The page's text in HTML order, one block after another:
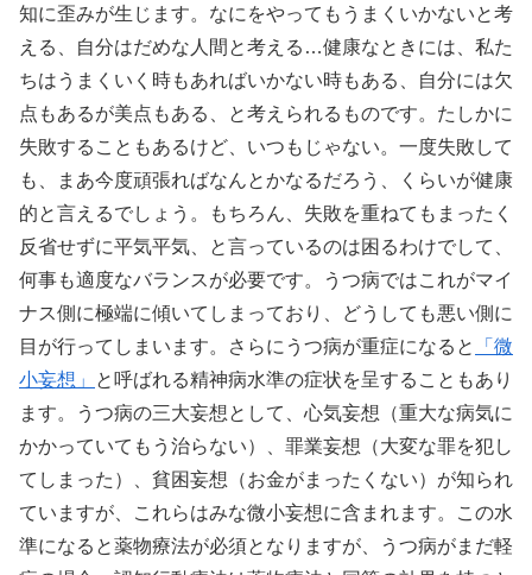
知に歪みが生じます。なにをやってもうまくいかないと考
える、自分はだめな人間と考える…健康なときには、私た
ちはうまくいく時もあればいかない時もある、自分には欠
点もあるが美点もある、と考えられるものです。たしかに
失敗することもあるけど、いつもじゃない。一度失敗して
も、まあ今度頑張ればなんとかなるだろう、くらいが健康
的と言えるでしょう。もちろん、失敗を重ねてもまったく
反省せずに平気平気、と言っているのは困るわけでして、
何事も適度なバランスが必要です。うつ病ではこれがマイ
ナス側に極端に傾いてしまっており、どうしても悪い側に
目が行ってしまいます。さらにうつ病が重症になると
「微
小妄想」
と呼ばれる精神病水準の症状を呈することもあり
ます。うつ病の三大妄想として、心気妄想（重大な病気に
かかっていてもう治らない）、罪業妄想（大変な罪を犯し
てしまった）、貧困妄想（お金がまったくない）が知られ
ていますが、これらはみな微小妄想に含まれます。この水
準になると薬物療法が必須となりますが、うつ病がまだ軽